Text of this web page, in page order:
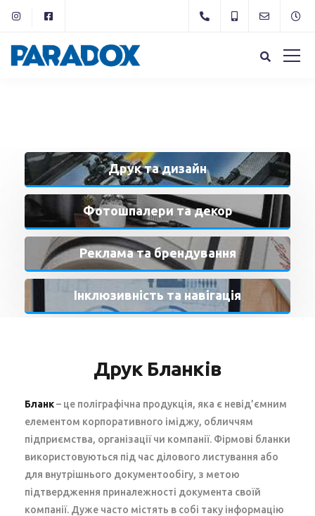
Друкта дизайн
Фотошпалери та декор
Реклама та брендування
Інклюзивність та навігація
Друк Бланків
Бланк– це поліграфічна продукція, яка є невід’ємним
елементом корпоративного іміджу, обличчям
підприємства, організації чи компанії. Фірмові бланки
використовуються під час ділового листування або
для внутрішнього документообігу, з метою
підтвердження приналежності документа своїй
компанії. Дуже часто містять в собі таку інформацію